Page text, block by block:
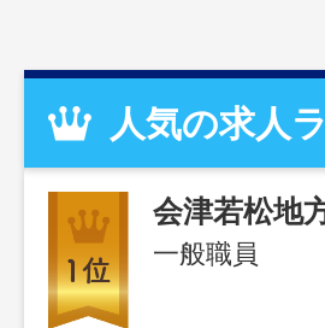
人気の求人
会津若松地
一般職員